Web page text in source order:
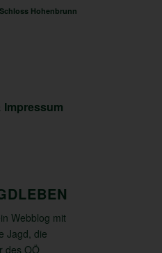
Hohenbrunn
Impressum
Webblog mit
Jagd, die
des OÖ